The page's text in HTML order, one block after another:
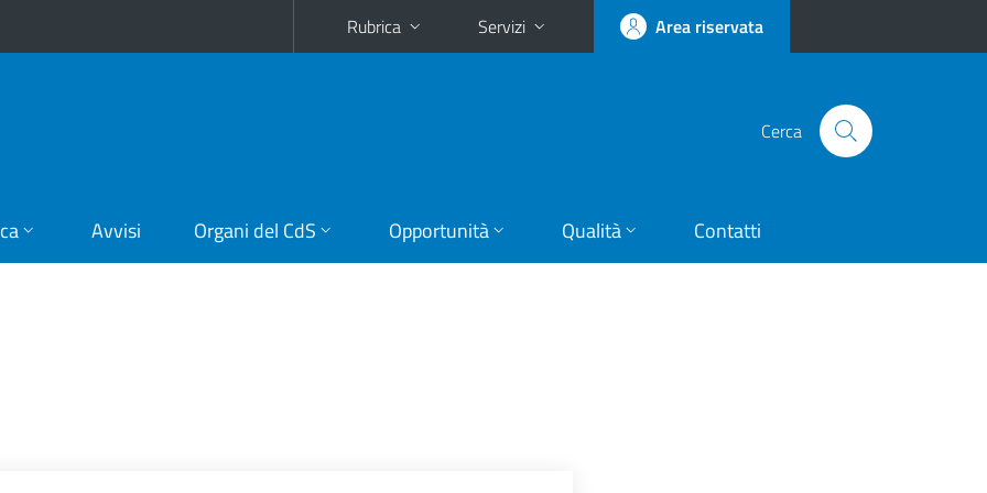
Rubrica Servizi Area riservata
Cerca
Avvisi Organi del CdS Opportunità Qualità Contatti